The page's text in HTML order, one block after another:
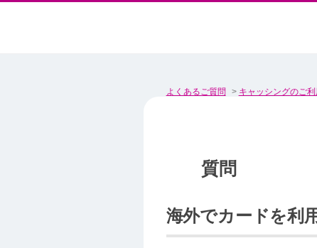
よくあるご質問 > キャッシングのご利
海外でカードを利